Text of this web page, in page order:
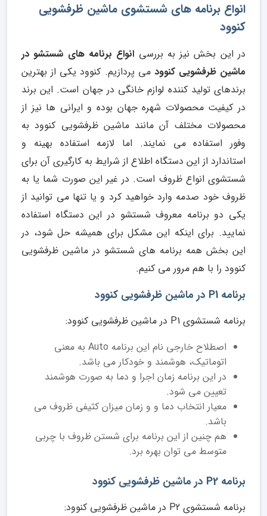
انواع برنامه های شستشوی ماشین ظرفشویی
کنوود
در این بخش نیز به بررسی انواع برنامه های شستشو در
ماشین ظرفشویی کنوود می پردازیم. کنوود یکی از بهترین
برندهای تولید کننده لوازم خانگی در جهان است. این برند
در کیفیت محصولات شهره جهان بوده و ایرانی ها نیز از
محصولات مختلف آن مانند ماشین ظرفشویی کنوود به
وفور استفاده می نمایند. اما لازمه استفاده بهینه و
استاندارد از این دستگاه اطلاع از شرایط به کارگیری آن برای
شستشوی انواع ظروف است. در غیر این صورت شما یا به
ظروف خود صدمه وارد خواهید کرد و یا تنها می توانید از
یکی دو برنامه معروف شستشو در این دستگاه استفاده
نمایید. برای اینکه این مشکل برای همیشه حل شود، در
این بخش همه برنامه های شستشو در ماشین ظرفشویی
کنوود را با هم مرور می کنیم.
برنامه P1 در ماشین ظرفشویی کنوود
برنامه شستشوی P1 در ماشین ظرفشویی کنوود:
اصطلاح خارجی نام این برنامه Auto به معنی
اتوماتیک، هوشمند و خودکار می باشد.
در این برنامه زمان اجرا و دما به صورت هوشمند
تعیین می شود.
معیار انتخاب دما و و زمان میزان کثیفی ظروف می
باشد.
هم چنین از این برنامه برای شستن ظروف با چربی
متوسط می توان بهره برد.
برنامه P2 در ماشین ظرفشویی کنوود
برنامه شستشوی P2 در ماشین ظرفشویی کنوود: